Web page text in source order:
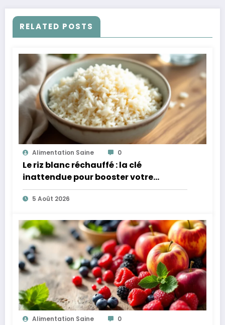
RELATED POSTS
Alimentation Saine 0
Le riz blanc réchauffé : la clé
inattendue pour booster votre
microbiote
5 Août 2026
Alimentation Saine 0